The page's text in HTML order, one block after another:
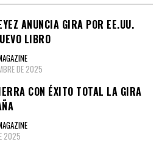
ANUNCIA GIRA POR EE.UU.
LIBRO
DE 2025
CON ÉXITO TOTAL LA GIRA
2025